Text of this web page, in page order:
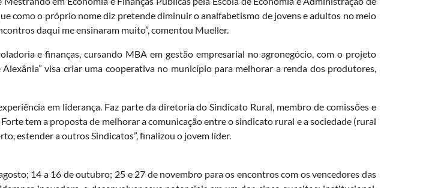
como o próprio nome diz pretende diminuir o analfabetismo de jovens e adultos no meio
daqui me ensinaram muito”, comentou Mueller.
e finanças, cursando MBA em gestão empresarial no agronegócio, com o projeto
visa criar uma cooperativa no município para melhorar a renda dos produtores,
em liderança. Faz parte da diretoria do Sindicato Rural, membro de comissões e
tem a proposta de melhorar a comunicação entre o sindicato rural e a sociedade (rural
estender a outros Sindicatos”, finalizou o jovem líder.
14 a 16 de outubro; 25 e 27 de novembro para os encontros com os vencedores das